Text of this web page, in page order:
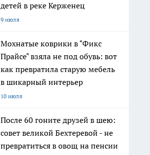
детей в реке Керженец
9 июля
Мохнатые коврики в "Фикс
Прайсе" взяла не под обувь: вот
как превратила старую мебель
в шикарный интерьер
10 июля
После 60 гоните друзей в шею:
совет великой Бехтеревой - не
превратиться в овощ на пенсии